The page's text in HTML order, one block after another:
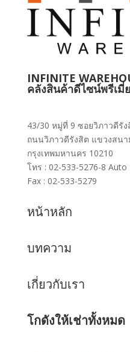
INFINITE
คลังสินค้าดีไซน์พรีเ
43/30 หมู่ที่ 9 ซอยวิภาวดีรัง
ถนนวิภาวดีรังสิต แขวงสนา
กรุงเทพมหานคร 10210
โทร : 02-533-5276-8 Auto
Fax : 02-533-5279
หน้าหลัก
บทความ
เกี่ยวกับเรา
โกดังให้เช่าทั้งหมด